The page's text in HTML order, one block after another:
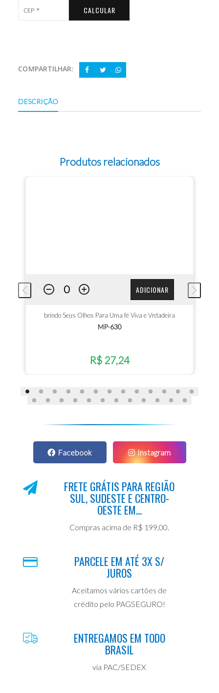
CALCULAR
COMPARTILHAR:
DESCRIÇÃO
Produtos relacionados
ADICIONAR
brindo Seus Olhos Para Uma fé Viva e Vrdadeira
MP-630
R$ 27,24
Facebook Instagram
FRETE GRÁTIS PARA REGIÃO
SUL, SUDESTE E CENTRO-
OESTE EM...
Compras acima de R$ 199,00.
PARCELE EM ATÉ 3X S/
JUROS
Aceitamos vários cartões de
crédito pelo PAGSEGURO!
ENTREGAMOS EM TODO
BRASIL
via PAC/SEDEX